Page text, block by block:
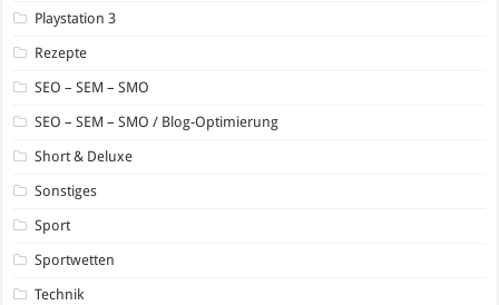
Playstation 3
Rezepte
SEO – SEM – SMO
SEO – SEM – SMO / Blog-Optimierung
Short & Deluxe
Sonstiges
Sport
Sportwetten
Technik